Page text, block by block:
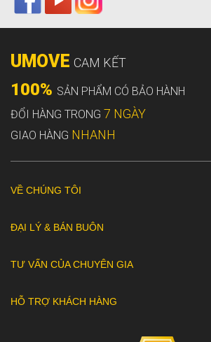
UMOVE CAM KẾT
100% SẢN PHẨM CÓ BẢO HÀNH
ĐỔI HÀNG TRONG 7 NGÀY
GIAO HÀNG NHANH
VỀ CHÚNG TÔI
ĐẠI LÝ & BÁN BUÔN
TƯ VẤN CỦA CHUYÊN GIA
HỖ TRỢ KHÁCH HÀNG